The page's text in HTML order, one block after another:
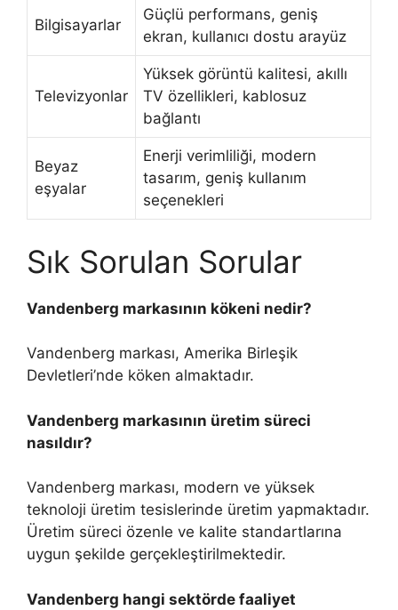
Bilgisayarlar
Güçlü performans, geniş
ekran, kullanıcı dostu arayüz
Televizyonlar
Yüksek görüntü kalitesi, akıllı
TV özellikleri, kablosuz
bağlantı
Beyaz
eşyalar
Enerji verimliliği, modern
tasarım, geniş kullanım
seçenekleri
Sık Sorulan Sorular
Vandenberg markasının kökeni nedir?
Vandenberg markası, Amerika Birleşik
Devletleri’nde köken almaktadır.
Vandenberg markasının üretim süreci
nasıldır?
Vandenberg markası, modern ve yüksek
teknoloji üretim tesislerinde üretim yapmaktadır.
Üretim süreci özenle ve kalite standartlarına
uygun şekilde gerçekleştirilmektedir.
Vandenberg hangi sektörde faaliyet